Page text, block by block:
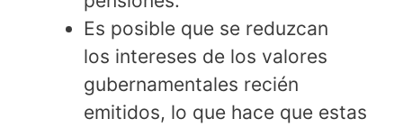
Es posible que se reduzcan
los intereses de los valores
gubernamentales recién
emitidos, lo que hace que estas